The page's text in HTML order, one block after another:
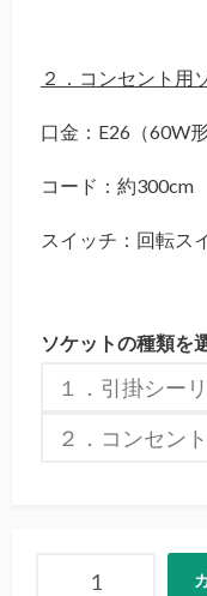
２．コンセント用
口金：E26（60W形
コード：約300cm
スイッチ：回転ス
ソケットの種類を
１．引掛シー
２．コンセン